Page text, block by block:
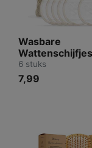
Wasbare
Wattenschijfjes
6 stuks
7,99